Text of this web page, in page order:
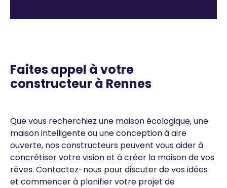
Faites appel à votre
constructeur à Rennes
Que vous recherchiez une maison écologique, une
maison intelligente ou une conception à aire
ouverte, nos constructeurs peuvent vous aider à
concrétiser votre vision et à créer la maison de vos
rêves. Contactez-nous pour discuter de vos idées
et commencer à planifier votre projet de